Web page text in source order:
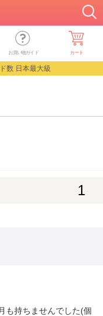
お買い物ガイド カート
数 日本最大級
1
も持ちませんでした(個